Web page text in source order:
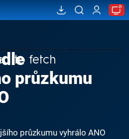
to fetch
průzkumu
průzkumu vyhrálo ANO